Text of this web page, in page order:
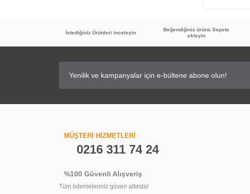
İstediğiniz Ürünleri inceleyin
Beğendiğiniz ürünü Sepete
ekleyin
MÜŞTERİ HİZMETLERİ
0216 311 74 24
%100 Güvenli Alışveriş
Tüm ödemeleriniz güven altında!